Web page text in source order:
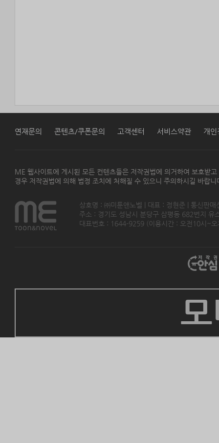
연재문의 콘텐츠/쿠폰문의 고객센터 서비스약관 개인
ME 웹사이트에 게시된 모든 컨텐츠들은 저작권법에 의거하여 보호받
경우 저작권법에 의해 법정 조치에 처해질 수 있으니 주의하시길 바랍니
상호명 : ㈜미툰앤노벨 | 대표 : 정현준 | 통신판
주소 : 경기도 성남시 분당구 삼평동 682번지
대표번호 : 1644-9259 (이용시간 : 오전10시~